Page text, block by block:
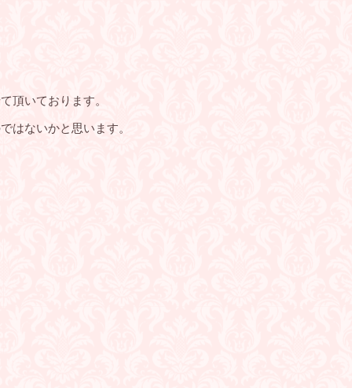
頂いております。
はないかと思います。